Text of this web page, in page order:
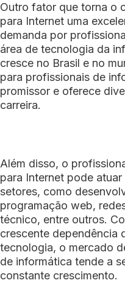
Outro fator que torna o
para Internet uma
demanda por
área de tecnologia da
cresce no Brasil e no
para profissionais de
promissor e oferece
carreira.
Além disso, o
para Internet pode
setores, como
programação web,
técnico, entre outros.
crescente dependência
tecnologia, o mercado
de informática tende a
constante crescimento.